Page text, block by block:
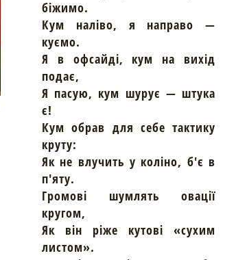
біжимо.
Кум наліво, я направо —
куємо.
Я в офсайді, кум на вихід
подає,
Я пасую, кум шурує — штука
є!
Кум обрав для себе тактику
круту:
Як не влучить у коліно, б'є в
п'яту.
Громові шумлять овації
кругом,
Як він ріже кутові «сухим
листом».